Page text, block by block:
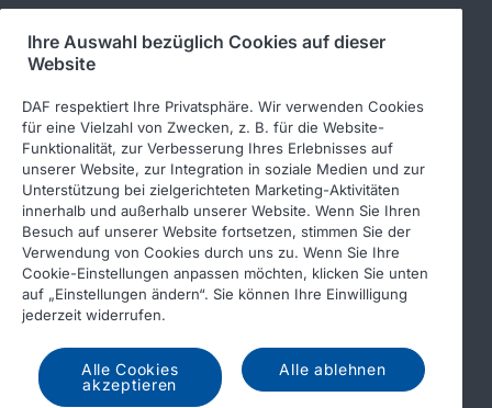
Folgen Sie uns
© 2026 DAF
Rechtlicher Hinweis
Datenschutzerklärung
DAF und Cookies
Income Tax Report
Ihre Auswahl bezüglich Cookies auf dieser
Website
DAF respektiert Ihre Privatsphäre. Wir verwenden Cookies
für eine Vielzahl von Zwecken, z. B. für die Website-
Funktionalität, zur Verbesserung Ihres Erlebnisses auf
unserer Website, zur Integration in soziale Medien und zur
Unterstützung bei zielgerichteten Marketing-Aktivitäten
innerhalb und außerhalb unserer Website. Wenn Sie Ihren
Besuch auf unserer Website fortsetzen, stimmen Sie der
Verwendung von Cookies durch uns zu. Wenn Sie Ihre
Cookie-Einstellungen anpassen möchten, klicken Sie unten
auf „Einstellungen ändern“. Sie können Ihre Einwilligung
jederzeit widerrufen.
Alle Cookies
akzeptieren
Alle ablehnen